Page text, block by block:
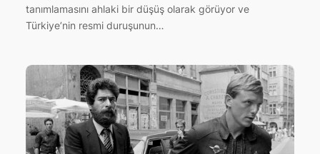
tanımlamasını ahlaki bir düşüş olarak görüyor ve
Türkiye’nin resmi duruşunun…